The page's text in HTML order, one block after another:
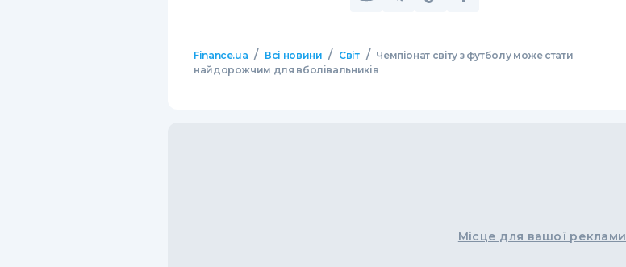
Finance.ua / Всі новини / Світ / Чемпіонат світу з футболу може стати
найдорожчим для вболівальників
Місце для вашої реклами